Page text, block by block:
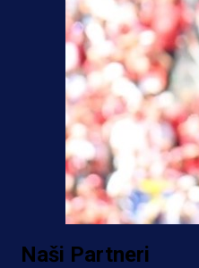
Naši Partneri